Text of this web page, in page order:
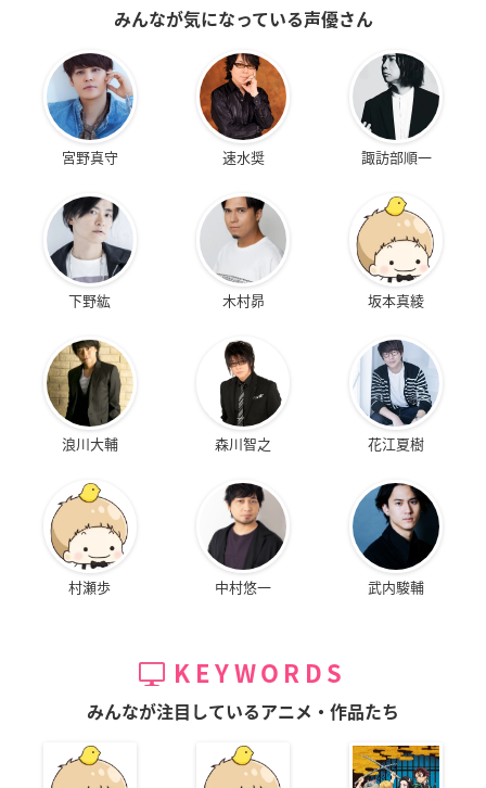
みんなが気になっている声優さん
宮野真守 速水奨 諏訪部順一
下野紘 木村昴 坂本真綾
浪川大輔 森川智之 花江夏樹
村瀬歩 中村悠一 武内駿輔
KEYWORDS
みんなが注目しているアニメ・作品たち